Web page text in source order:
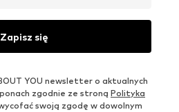
Zapisz się
YOU newsletter o aktualnych
zgodnie ze stroną Polityka
swoją zgodę w dowolnym